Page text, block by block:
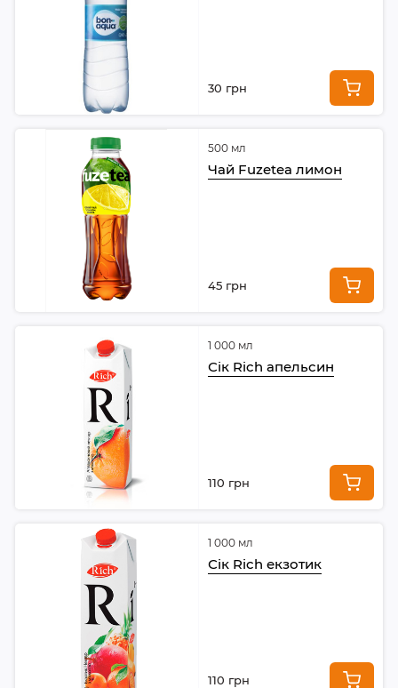
30 грн
500 мл
Чай Fuzetea лимон
45 грн
1 000 мл
Сік Rich апельсин
110 грн
1 000 мл
Сік Rich екзотик
110 грн